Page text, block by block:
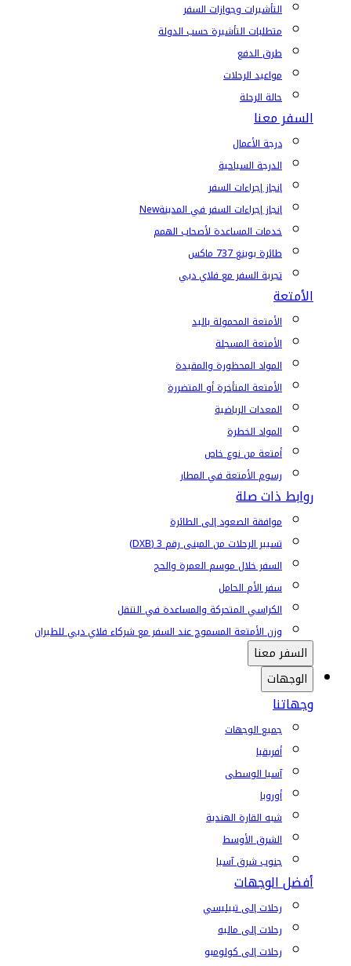
التأشيرات وجوازات السفر
متطلبات التأشيرة حسب الدولة
طرق الدفع
مواعيد الرحلات
حالة الرحلة
السفر معنا
درجة الأعمال
الدرجة السياحية
إنجاز إجراءات السفر
إنجاز إجراءات السفر في المدينةNew
خدمات المساعدة لأصحاب الهمم
طائرة بوينغ 737 ماكس
تجربة السفر مع فلاي دبي
الأمتعة
الأمتعة المحمولة باليد
الأمتعة المسجلة
المواد المحظورة والمقيدة
الأمتعة المتأخرة أو المتضررة
المعدات الرياضية
المواد الخطرة
أمتعة من نوع خاص
رسوم الأمتعة في المطار
روابط ذات صلة
موافقة الصعود إلى الطائرة
تسيير الرحلات من المبنى رقم 3 (DXB)
السفر خلال موسم العمرة والحج
سفر الأم الحامل
الكراسي المتحركة والمساعدة في التنقل
وزن الأمتعة المسموح عند السفر مع شركاء فلاي دبي للطيران
السفر معنا
الوجهات
وجهاتنا
جميع الوجهات
أفريقيا
آسيا الوسطى
أوروبا
شبه القارة الهندية
الشرق الأوسط
جنوب شرق آسيا
أفضل الوجهات
رحلات إلى تبيليسي
رحلات إلى ماليه
رحلات إلى كولومبو